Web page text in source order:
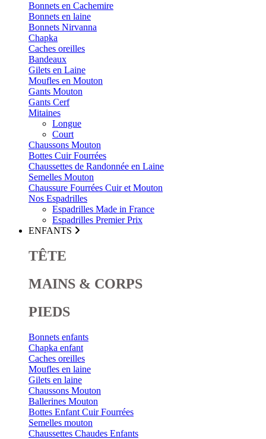
Bonnets en Cachemire
Bonnets en laine
Bonnets Nirvanna
Chapka
Caches oreilles
Bandeaux
Gilets en Laine
Moufles en Mouton
Gants Mouton
Gants Cerf
Mitaines
Longue
Court
Chaussons Mouton
Bottes Cuir Fourrées
Chaussettes de Randonnée en Laine
Semelles Mouton
Chaussure Fourrées Cuir et Mouton
Nos Espadrilles
Espadrilles Made in France
Espadrilles Premier Prix
ENFANTS
TÊTE
MAINS & CORPS
PIEDS
Bonnets enfants
Chapka enfant
Caches oreilles
Moufles en laine
Gilets en laine
Chaussons Mouton
Ballerines Mouton
Bottes Enfant Cuir Fourrées
Semelles mouton
Chaussettes Chaudes Enfants